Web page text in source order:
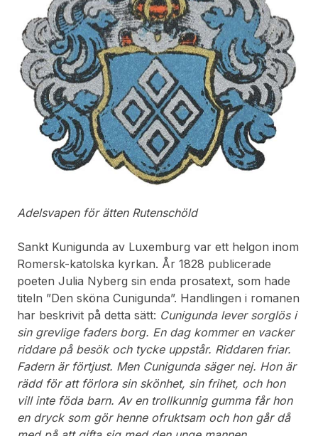
Adelsvapen för ätten Rutenschöld
Sankt Kunigunda av Luxemburg var ett helgon inom
Romersk-katolska kyrkan. År 1828 publicerade
poeten Julia Nyberg sin enda prosatext, som hade
titeln ”Den sköna Cunigunda”. Handlingen i romanen
har beskrivit på detta sätt: Cunigunda lever sorglös i
sin grevlige faders borg. En dag kommer en vacker
riddare på besök och tycke uppstår. Riddaren friar.
Fadern är förtjust. Men Cunigunda säger nej. Hon är
rädd för att förlora sin skönhet, sin frihet, och hon
vill inte föda barn. Av en trollkunnig gumma får hon
en dryck som gör henne ofruktsam och hon går då